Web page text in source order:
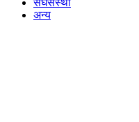
संघसंस्था
अन्य